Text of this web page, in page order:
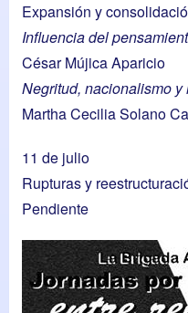
Expansión y
Influencia del
César Mújica Aparicio
Negritud, nacionalismo
Martha Cecilia Solano
11 de julio
Rupturas y
Pendiente